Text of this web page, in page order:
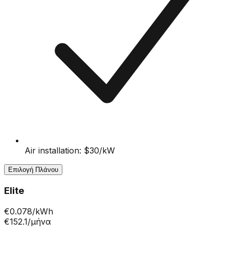
Air installation: $30/kW
Επιλογή Πλάνου
Elite
€0.078/kWh
€152.1/μήνα